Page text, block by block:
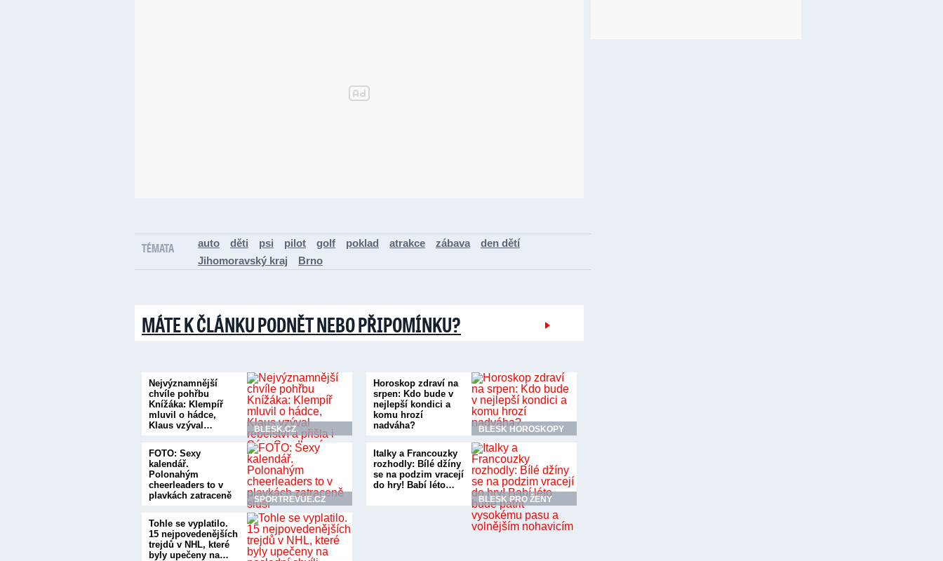
TÉMATA auto děti psi pilot golf poklad atrakce zábava
den dětí
Jihomoravský kraj
Brno
MÁTE K ČLÁNKU PODNĚT NEBO PŘIPOMÍNKU?
Nejvýznamnější
chvíle pohřbu
Knížáka: Klempíř
mluvil o hádce,
Klaus vzýval…
BLESK.CZ
Horoskop zdraví na
srpen: Kdo bude v
nejlepší kondici a
komu hrozí
nadváha?
BLESK HOROSKOPY
FOTO: Sexy
kalendář.
Polonahým
cheerleaders to v
plavkách zatraceně
SPORTREVUE.CZ
Italky a Francouzky
rozhodly: Bílé džíny
se na podzim vracejí
do hry! Babí léto…
BLESK PRO ŽENY
Tohle se vyplatilo.
15 nejpovedenějších
trejdů v NHL, které
byly upečeny na…